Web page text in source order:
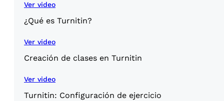
Ver video
¿Qué es Turnitin?
Ver video
Creación de clases en Turnitin
Ver video
Turnitin: Configuración de ejercicio